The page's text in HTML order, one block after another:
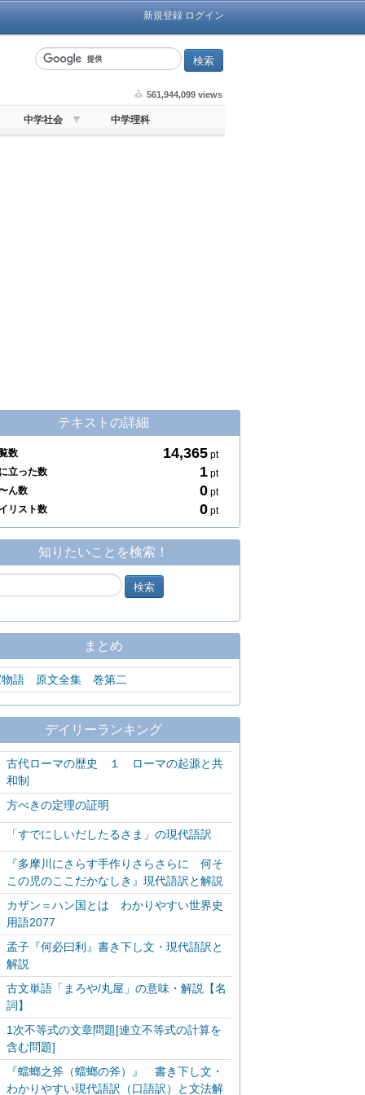
新規登録 ログイン
561,944,099 views
中学社会 中学理科
テキストの詳細
数 14,365 pt
立った数
1 pt
ん数
0 pt
リスト数
0 pt
知りたいことを検索！
まとめ
物語 原文全集 巻第二
デイリーランキング
古代ローマの歴史 １ ローマの起源と共
和制
方べきの定理の証明
「すでにしいだしたるさま」の現代語訳
『多摩川にさらす手作りさらさらに 何そ
この児のここだかなしき』現代語訳と解説
カザン＝ハン国とは わかりやすい世界史
用語2077
孟子『何必曰利』書き下し文・現代語訳と
解説
古文単語「まろや/丸屋」の意味・解説【名
詞】
1次不等式の文章問題[連立不等式の計算を
含む問題]
『蟷螂之斧（蟷螂の斧）』 書き下し文・
わかりやすい現代語訳（口語訳）と文法解